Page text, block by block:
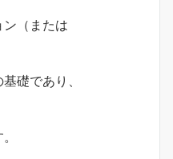
（または
礎であり、